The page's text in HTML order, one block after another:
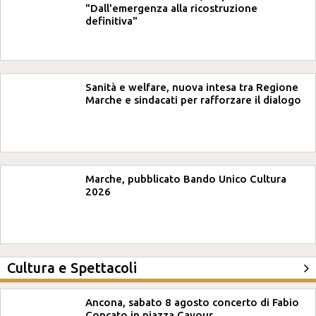
"Dall'emergenza alla ricostruzione
definitiva"
Sanità e welfare, nuova intesa tra Regione
Marche e sindacati per rafforzare il dialogo
Marche, pubblicato Bando Unico Cultura
2026
Cultura e Spettacoli
Ancona, sabato 8 agosto concerto di Fabio